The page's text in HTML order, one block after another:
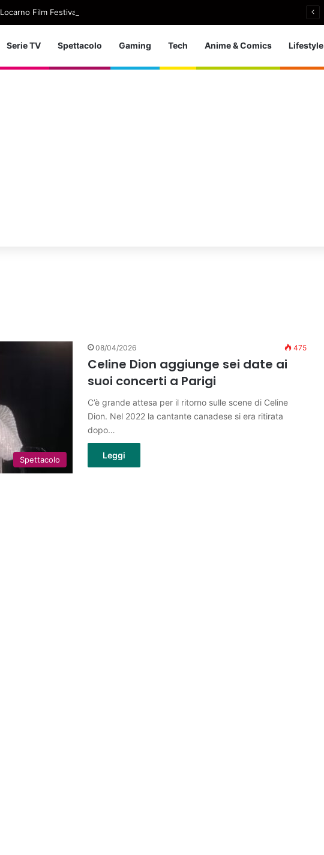
Locarno Film Festival, a Isabella Rossellini l’Excellence Award
Serie TV Spettacolo Gaming Tech Anime & Comics Lifestyle
Spettacolo
08/04/2026 475
Celine Dion aggiunge sei date ai
suoi concerti a Parigi
C’è grande attesa per il ritorno sulle scene di Celine
Dion. Nel 2022 la cantante canadese si era ritirata
dopo…
Leggi